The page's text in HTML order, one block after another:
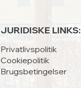
JURIDISKE LINKS:
Privatlivspolitik
Cookiepolitik
Brugsbetingelser